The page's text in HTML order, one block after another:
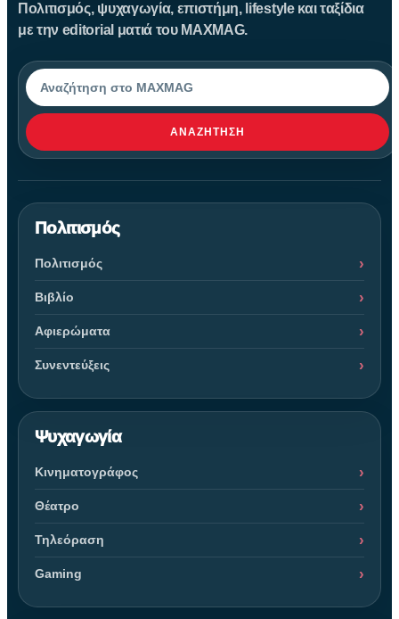
Πολιτισμός, ψυχαγωγία, επιστήμη, lifestyle και ταξίδια
με την editorial ματιά του MAXMAG.
Αναζήτηση
ΑΝΑΖΉΤΗΣΗ
Πολιτισμός
Πολιτισμός
Βιβλίο
Αφιερώματα
Συνεντεύξεις
Ψυχαγωγία
Κινηματογράφος
Θέατρο
Τηλεόραση
Gaming